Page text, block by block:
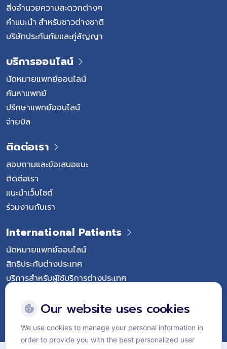
สิ่งอำนวยความสะดวกต่างๆ
คำแนะนำ สำหรับชาวต่างชาติ
บริษัทประกันภัยและคู่สัญญา
บริการออนไลน์
นัดหมายแพทย์ออนไลน์
ค้นหาแพทย์
ปรึกษาแพทย์ออนไลน์
จ่ายบิล
ติดต่อเรา
สอบถามและข้อเสนอแนะ
ติดต่อเรา
แนะนำเว็บไซต์
ร่วมงานกับเรา
International Patients
นัดหมายแพทย์ออนไลน์
สิทธิประกันต่างประเทศ
บริการสำหรับผู้ใช้บริการต่างประเทศ
Follow Vejthani International Hospital
Our website uses cookies
We use cookies to manage your personal information in
order to provide you with the best personalized user